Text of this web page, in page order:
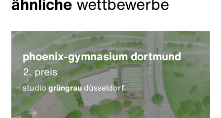
phoenix-gymnasium dortmund
2. preis
studiogrüngraudüsseldorf